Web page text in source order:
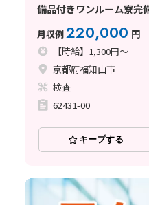
備品付きワンルーム寮完
月収例220,000 円
【時給】1,300円～
京都府福知山市
検査
62431-00
キープする